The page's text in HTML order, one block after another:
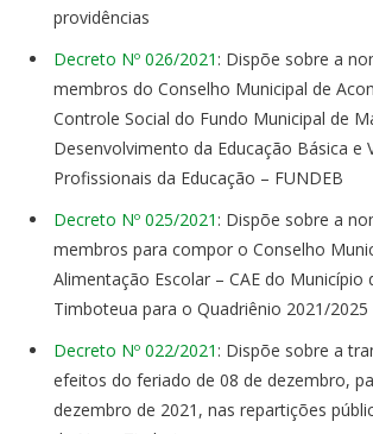
providências
Decreto Nº 026/2021 : Dispõe sobre a
membros do Conselho Municipal de
Controle Social do Fundo Municipal de
Desenvolvimento da Educação Básica e
Profissionais da Educação – FUNDEB
Decreto Nº 025/2021 : Dispõe sobre a
membros para compor o Conselho
Alimentação Escolar – CAE do Município
Timboteua para o Quadriênio 2021/2025
Decreto Nº 022/2021 : Dispõe sobre a
efeitos do feriado de 08 de dezembro,
dezembro de 2021, nas repartições